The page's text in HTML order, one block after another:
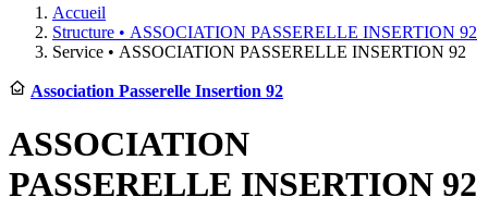
Accueil
Structure • ASSOCIATION PASSERELLE INSERTION 92
Service • ASSOCIATION PASSERELLE INSERTION 92
Association Passerelle Insertion 92
ASSOCIATION
PASSERELLE INSERTION 92